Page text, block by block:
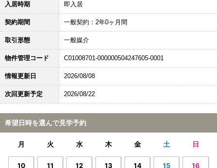
入居時期 即入居
契約期間 一般契約：2年0ヶ月間
取引形態 一般媒介
物件管理コード C01008701-000000504247605-0001
情報更新日 2026/08/08
次回更新予定 2026/08/22
希望日時を選んで見学予約
月 火 水 木 金 土 日
10 11 12 13 14 15 16